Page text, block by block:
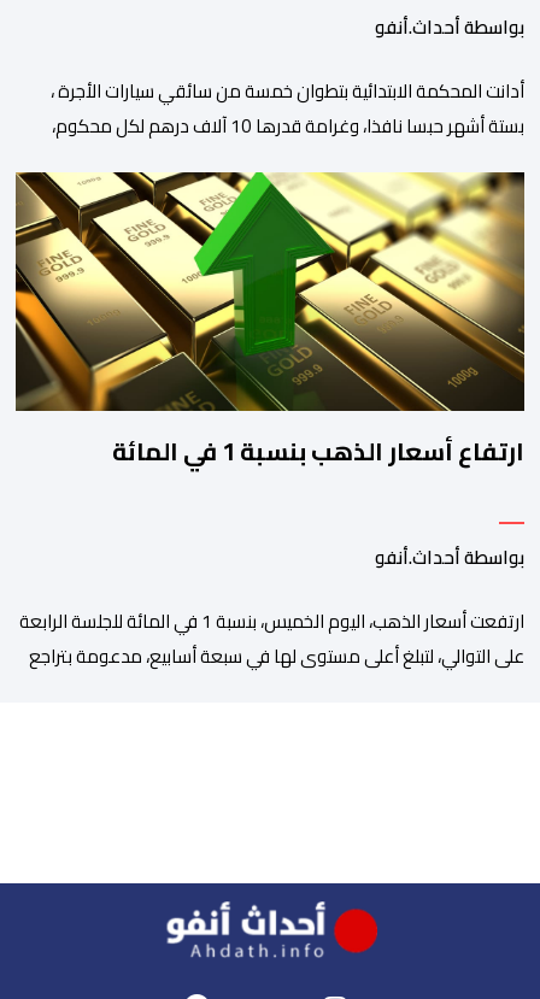
بواسطة أحداث.أنفو
أدانت المحكمة الابتدائية بتطوان خمسة من سائقي سيارات الأجرة ،
بستة أشهر حبسا نافذا، وغرامة قدرها 10 آلاف درهم لكل محكوم،
الأخيرة، وفق ما كشفت عنه مصادر نقابية. وخلفت هذه الأحكام حالة
استياء وسط مهنيي القطاع الذين اعتبروا أن القضاء حمّل السائقين
مسؤوليات “لا يخولها […]
ارتفاع أسعار الذهب بنسبة 1 في المائة
بواسطة أحداث.أنفو
ارتفعت أسعار الذهب، اليوم الخميس، بنسبة 1 في المائة للجلسة الرابعة
على التوالي، لتبلغ أعلى مستوى لها في سبعة أسابيع، مدعومة بتراجع